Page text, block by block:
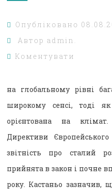
Опубліковано
Автор admin.
Коментувати
на глобальному рівні
широкому сенсі, тоді
орієнтована на
Директиви
звітність про сталий
прийнята в закон і почне
року. Кастаньо зазначив,